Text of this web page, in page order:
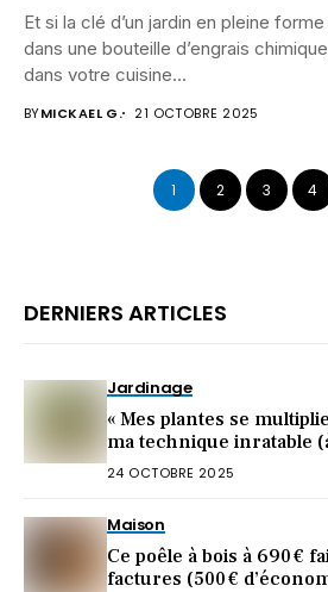
Et si la clé d’un jardin en pleine
dans une bouteille d’engrais
dans votre cuisine...
BYMICKAEL G. 21 OCTOBRE 2025
1 2 3 4
DERNIERS ARTICLES
Jardinage
« Mes plantes se
ma technique inratable
24 OCTOBRE 2025
Maison
Ce poêle à bois à 690 €
factures (500 €